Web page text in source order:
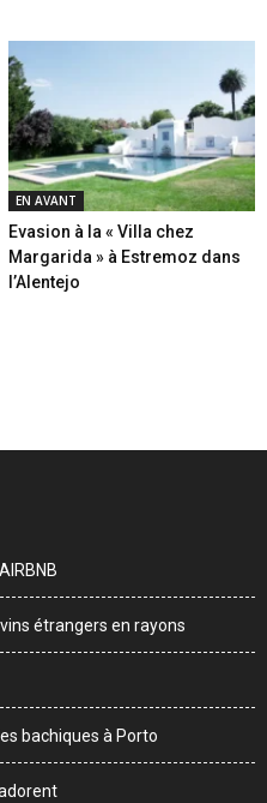
EN AVANT
Evasion à la « Villa chez
Margarida » à Estremoz dans
l’Alentejo
étrangers en rayons
bachiques à Porto